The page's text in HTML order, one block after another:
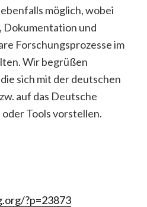
möglich, wobei
und
Forschungsprozesse im
Wir begrüßen
sich mit der deutschen
auf das Deutsche
Tools vorstellen.
?p=23873